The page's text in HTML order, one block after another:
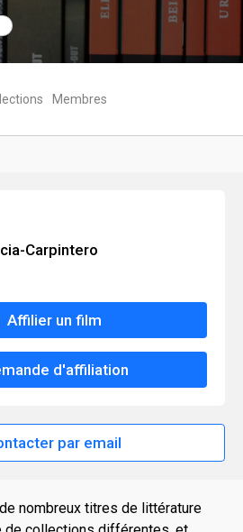
Membres
nombreux titres de littérature
Carpintero
Affilier un film
d'affiliation
par email